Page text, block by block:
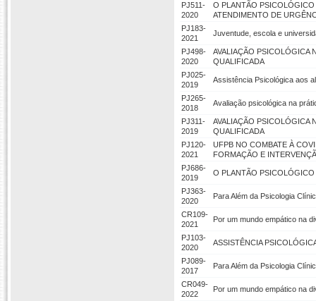
PJ511-
2020
O PLANTÃO
ATENDIMENTO DE
PJ183-
2021
Juventude, escola e
PJ498-
2020
AVALIAÇÃO PSICOLÓGICA
QUALIFICADA
PJ025-
2019
Assistência Psicológica aos
PJ265-
2018
Avaliação psicológica na
PJ311-
2019
AVALIAÇÃO PSICOLÓGICA
QUALIFICADA
PJ120-
2021
UFPB NO COMBATE À
FORMAÇÃO E
PJ686-
2019
O PLANTÃO PSICOLÓGICO
PJ363-
2020
Para Além da Psicologia
CR109-
2021
Por um mundo empático na
PJ103-
2020
ASSISTÊNCIA
PJ089-
2017
Para Além da Psicologia
CR049-
2022
Por um mundo empático na